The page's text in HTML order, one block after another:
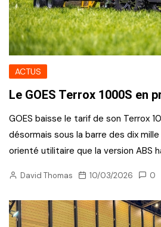
ACTUS
Le GOES Terrox 1000S en
GOES baisse le tarif de son Terrox
désormais sous la barre des dix
orienté utilitaire que la version ABS
David Thomas 10/03/2026 0